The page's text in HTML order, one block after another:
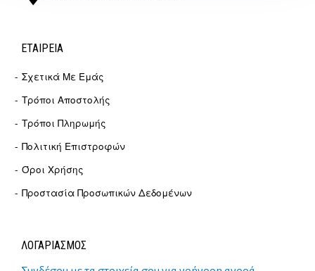
ΕΤΑΙΡΕΊΑ
Σχετικά Με Εμάς
Τρόποι Αποστολής
Τρόποι Πληρωμής
Πολιτική Επιστροφών
Όροι Χρήσης
Προστασία Προσωπικών Δεδομένων
ΛΟΓΑΡΙΑΣΜΟΣ